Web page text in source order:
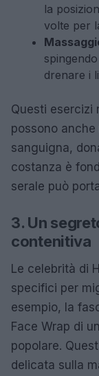
la
volte per
drenare i
Questi esercizi
possono
sanguigna,
costanza è
serale può
3. Un
contenitiva
Le celebrità di
specifici per
esempio, la
Face Wrap di
popolare.
delicata sulla